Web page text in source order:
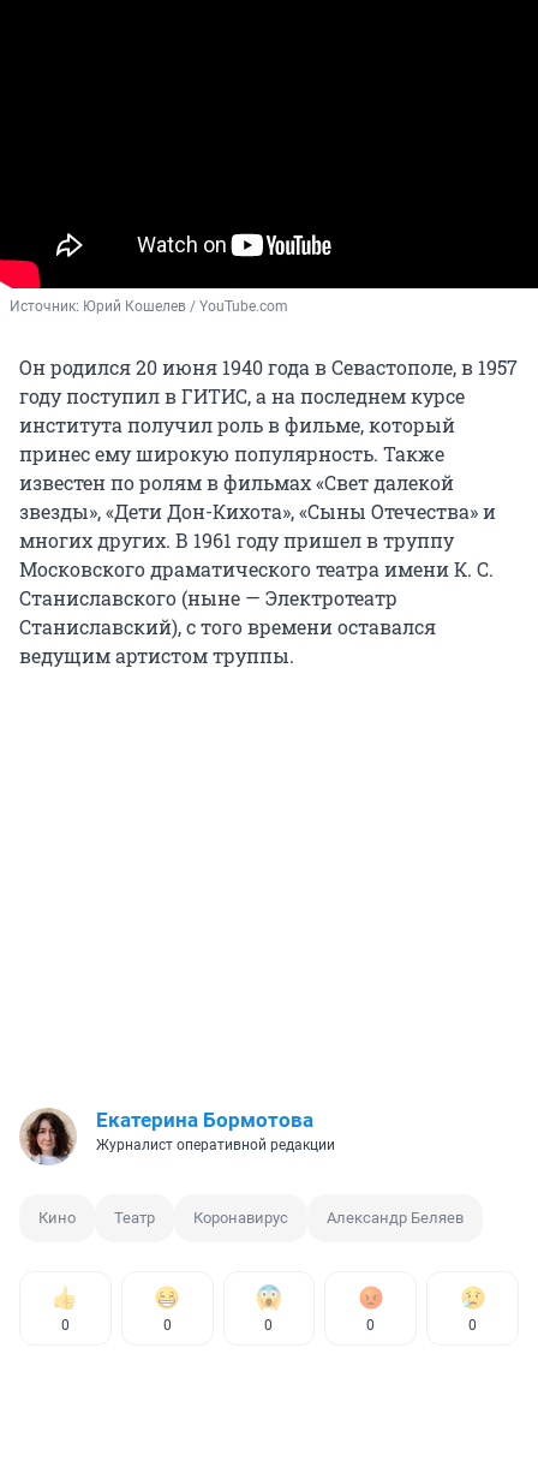
Источник: Юрий Кошелев / YouTube.com
Он родился 20 июня 1940 года в Севастополе, в 1957
году поступил в ГИТИС, а на последнем курсе
института получил роль в фильме, который
принес ему широкую популярность. Также
известен по ролям в фильмах «Свет далекой
звезды», «Дети Дон-Кихота», «Сыны Отечества» и
многих других. В 1961 году пришел в труппу
Московского драматического театра имени К. С.
Станиславского (ныне — Электротеатр
Станиславский), с того времени оставался
ведущим артистом труппы.
Екатерина Бормотова
Журналист оперативной редакции
Кино Театр Коронавирус Александр Беляев
0 0 0 0 0